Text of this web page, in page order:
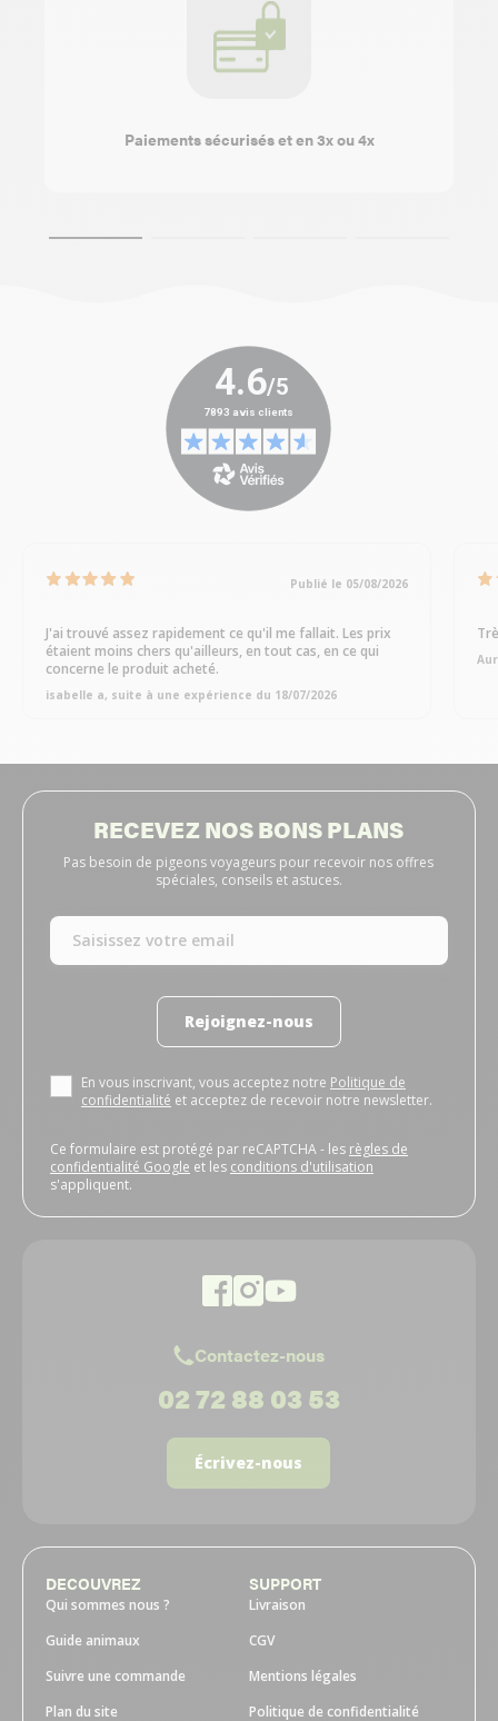
Paiements sécurisés et en 3x ou 4x
Publié le 05/08/2026
J'ai trouvé assez rapidement ce qu'il me fallait. Les prix
étaient moins chers qu'ailleurs, en tout cas, en ce qui
concerne le produit acheté.
isabelle a, suite à une expérience du 18/07/2026
RECEVEZ NOS BONS PLANS
Pas besoin de pigeons voyageurs pour recevoir nos offres
spéciales, conseils et astuces.
Rejoignez-nous
En vous inscrivant, vous acceptez notre Politique de
confidentialité et acceptez de recevoir notre newsletter.
Ce formulaire est protégé par reCAPTCHA - les règles de
confidentialité Google et les conditions d'utilisation
s'appliquent.
Contactez-nous
02 72 88 03 53
Écrivez-nous
DECOUVREZ
Qui sommes nous ?
Guide animaux
Suivre une commande
Plan du site
SUPPORT
Livraison
CGV
Mentions légales
Politique de confidentialité